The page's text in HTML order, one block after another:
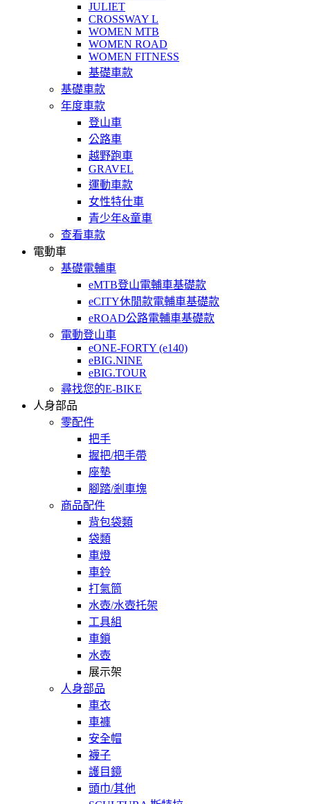
JULIET
CROSSWAY L
WOMEN MTB
WOMEN ROAD
WOMEN FITNESS
基礎車款
基礎車款
年度車款
登山車
公路車
越野跑車
GRAVEL
運動車款
女性特仕車
青少年&童車
查看車款
電動車
基礎電輔車
eMTB登山電輔車基礎款
eCITY休閒款電輔車基礎款
eROAD公路電輔車基礎款
電動登山車
eONE-FORTY (e140)
eBIG.NINE
eBIG.TOUR
尋找您的E-BIKE
人身部品
零配件
把手
握把/把手帶
座墊
腳踏/剎車塊
商品配件
背包袋類
袋類
車燈
車鈴
打氣筒
水壺/水壺托架
工具組
車鎖
水壺
展示架
人身部品
車衣
車褲
安全帽
襪子
護目鏡
頭巾/其他